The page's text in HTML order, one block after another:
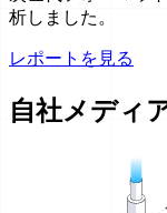
析しました。
レポートを見る
自社メディ